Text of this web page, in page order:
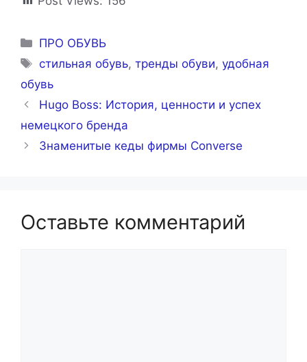
Рубрики
ПРО ОБУВЬ
Метки
стильная обувь,тренды обуви,удобная
обувь
Hugo Boss: История, ценности и успех
немецкого бренда
Знаменитые кеды фирмы Converse
Оставьте комментарий